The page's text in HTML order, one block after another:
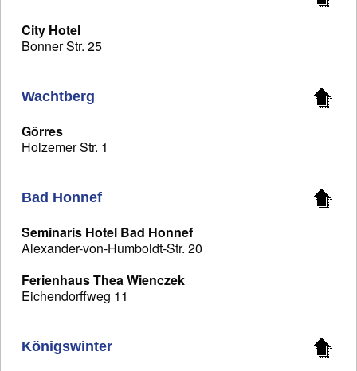
City Hotel
Bonner Str. 25
Wachtberg
Görres
Holzemer Str. 1
Bad Honnef
Seminaris Hotel Bad Honnef
Alexander-von-Humboldt-Str. 20
Ferienhaus Thea Wienczek
Eichendorffweg 11
Königswinter